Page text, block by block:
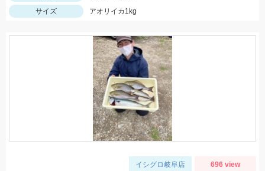
サイズ
アオリイカ1kg
イシグロ岐阜店 696 view